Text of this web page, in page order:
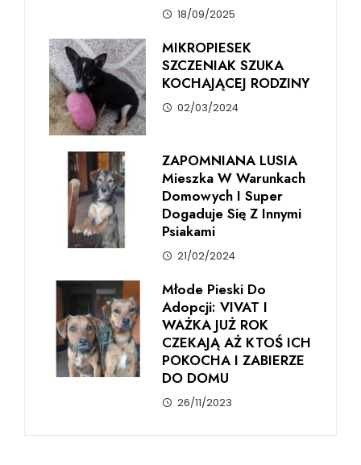
18/09/2025
MIKROPIESEK
SZCZENIAK SZUKA
KOCHAJĄCEJ RODZINY
02/03/2024
ZAPOMNIANA LUSIA
Mieszka W Warunkach
Domowych I Super
Dogaduje Się Z Innymi
Psiakami
21/02/2024
Młode Pieski Do
Adopcji: VIVAT I
WAŻKA JUŻ ROK
CZEKAJĄ AŻ KTOŚ ICH
POKOCHA I ZABIERZE
DO DOMU
26/11/2023